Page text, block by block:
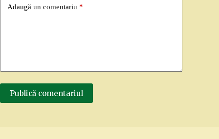
Adaugă un comentariu *
Publică comentariul